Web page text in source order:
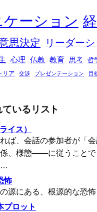
ーション
思決定
リーダー
心理 仏教 教育 思考
哲
リア 交渉 プレゼンテーション 目
いるリスト
イス）
ば、会話の参加者が「会
、様態――に従うことで
…
怖
源にある、根源的な恐怖
プロット